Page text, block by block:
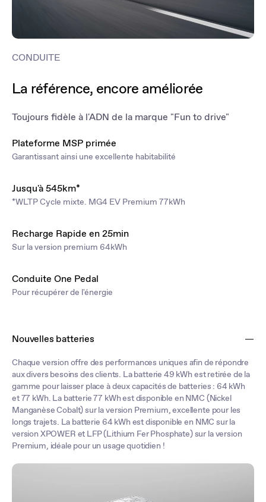
CONDUITE
La référence, encore améliorée
Toujours fidèle à l'ADN de la marque "Fun to drive"
Plateforme MSP primée
Garantissant ainsi une excellente habitabilité
Jusqu'à 545km*
*WLTP Cycle mixte. MG4 EV Premium 77kWh
Recharge Rapide en 25min
Sur la version premium 64kWh
Conduite One Pedal
Pour récupérer de l'énergie
Nouvelles batteries
Chaque version offre des performances uniques afin de répondre
aux divers besoins des clients. La batterie 49 kWh est retirée de la
gamme pour laisser place à deux capacités de batteries : 64 kWh
et 77 kWh. La batterie 77 kWh est disponible en NMC (Nickel
Manganèse Cobalt) sur la version Premium, excellente pour les
longs trajets. La batterie 64 kWh est disponible en NMC sur la
version XPOWER et LFP (Lithium Fer Phosphate) sur la version
Premium, idéale pour un usage quotidien !